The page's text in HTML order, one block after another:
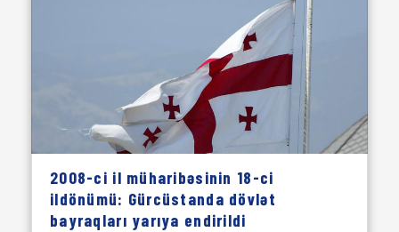
2008-ci il müharibəsinin 18-ci
ildönümü: Gürcüstanda dövlət
bayraqları yarıya endirildi